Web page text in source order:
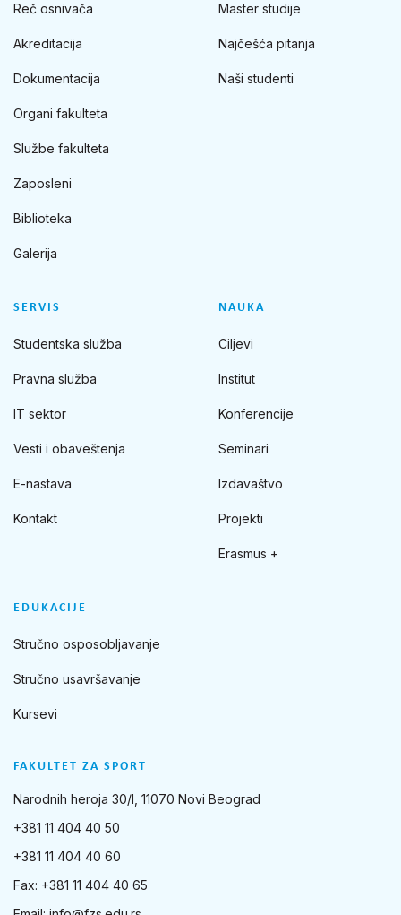
FAKULTET ZA SPORT
Narodnih heroja 30/I, 11070 Novi Beograd
+381 11 404 40 50
+381 11 404 40 60
Fax: +381 11 404 40 65
Reč osnivača
Akreditacija
Dokumentacija
Organi fakulteta
Službe fakulteta
Zaposleni
Biblioteka
Galerija
Master studije
Najčešća pitanja
Naši studenti
SERVIS
Studentska služba
Pravna služba
IT sektor
Vesti i obaveštenja
E-nastava
Kontakt
NAUKA
Ciljevi
Institut
Konferencije
Seminari
Izdavaštvo
Projekti
Erasmus +
EDUKACIJE
Stručno osposobljavanje
Stručno usavršavanje
Kursevi